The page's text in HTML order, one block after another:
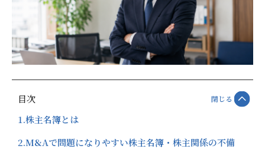
目次 閉じる
1.株主名簿とは
2.M&Aで問題になりやすい株主名簿・株主関係の不備